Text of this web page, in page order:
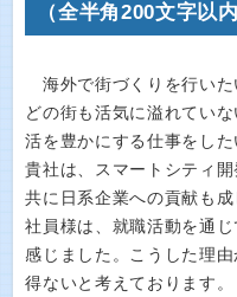
（全半角200文字以内
海外で街づくりを行いた
どの街も活気に溢れてい
活を豊かにする仕事をし
貴社は、スマートシティ
共に日系企業への貢献も
社員様は、就職活動を通
感じました。こうした理
得ないと考えております。